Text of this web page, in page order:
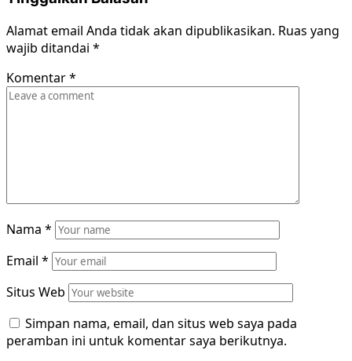
Alamat email Anda tidak akan dipublikasikan. Ruas yang
wajib ditandai *
Komentar*
Nama *
Email *
Situs Web
Simpan nama, email, dan situs web saya pada
peramban ini untuk komentar saya berikutnya.